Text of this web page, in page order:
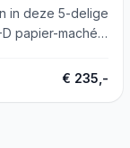
in deze 5-delige
papier-maché
€ 235,-